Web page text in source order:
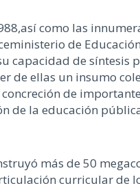
como las
de
capacidad de síntesis
de ellas un insumo
de
de la educación
más de 50
curricular de